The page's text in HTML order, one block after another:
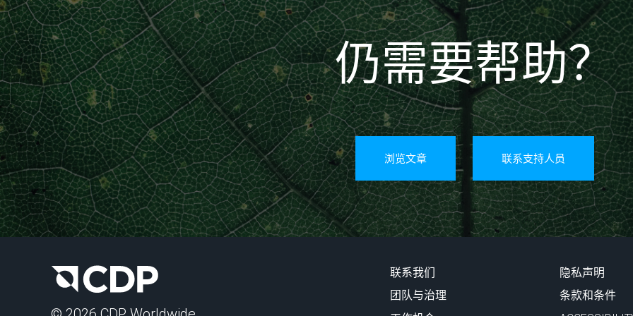
仍需要帮助？
浏览文章 联系支持人员
联系我们
团队与治理
隐私声明
条款和条件